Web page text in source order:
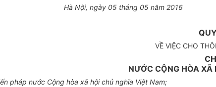
Hà Nội, ngày 05 tháng 05 năm 2016
VỀ VIỆC CHO
NƯỚC CỘNG HÒA
pháp nước Cộng hòa xã hội chủ nghĩa Việt Nam;